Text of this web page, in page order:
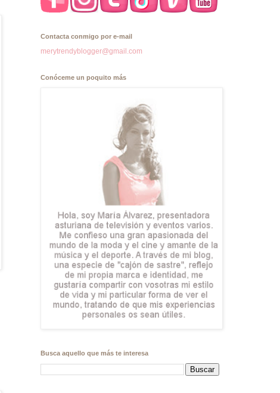
Contacta conmigo por e-mail
merytrendyblogger@gmail.com
Conóceme un poquito más
Busca aquello que más te interesa